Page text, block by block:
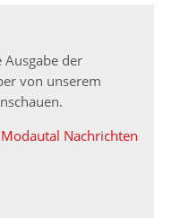
Ausgabe der
von unserem
Nachrichten